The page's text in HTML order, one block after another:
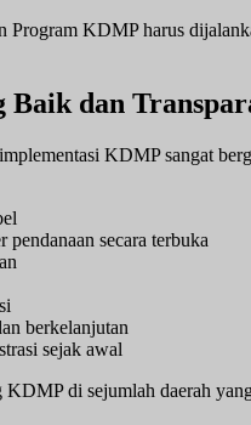
KDMP harus
Baik dan
KDMP sangat
pendanaan secara terbuka
berkelanjutan
sejak awal
di sejumlah daerah